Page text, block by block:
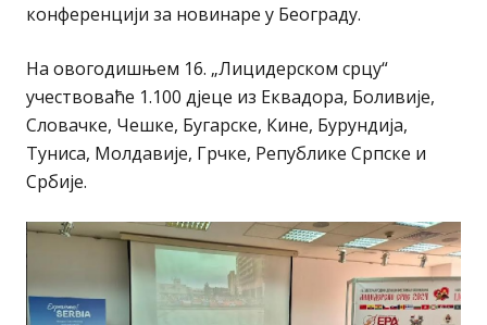
конференцији за новинаре у Београду.
На овогодишњем 16. „Лицидерском срцу“
учествоваће 1.100 дјеце из Еквадора, Боливије,
Словачке, Чешке, Бугарске, Кине, Бурундија,
Туниса, Молдавије, Грчке, Републике Српске и
Србије.